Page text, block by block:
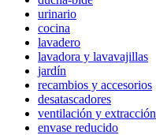
urinario
cocina
lavadero
lavadora y lavavajillas
jardín
recambios y accesorios
desatascadores
ventilación y extracción
envase reducido